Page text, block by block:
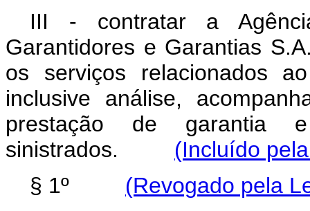
III - contratar a
Garantidores e Garantias
os serviços relacionados
inclusive análise,
prestação de garantia
sinistrados. (Incluído
§ 1º (Revogado pela